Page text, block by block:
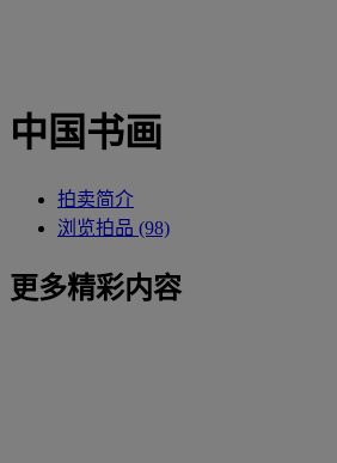
中国书画
拍卖简介
浏览拍品 (98)
更多精彩内容